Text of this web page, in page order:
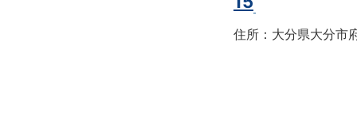
住所：大分県大分市